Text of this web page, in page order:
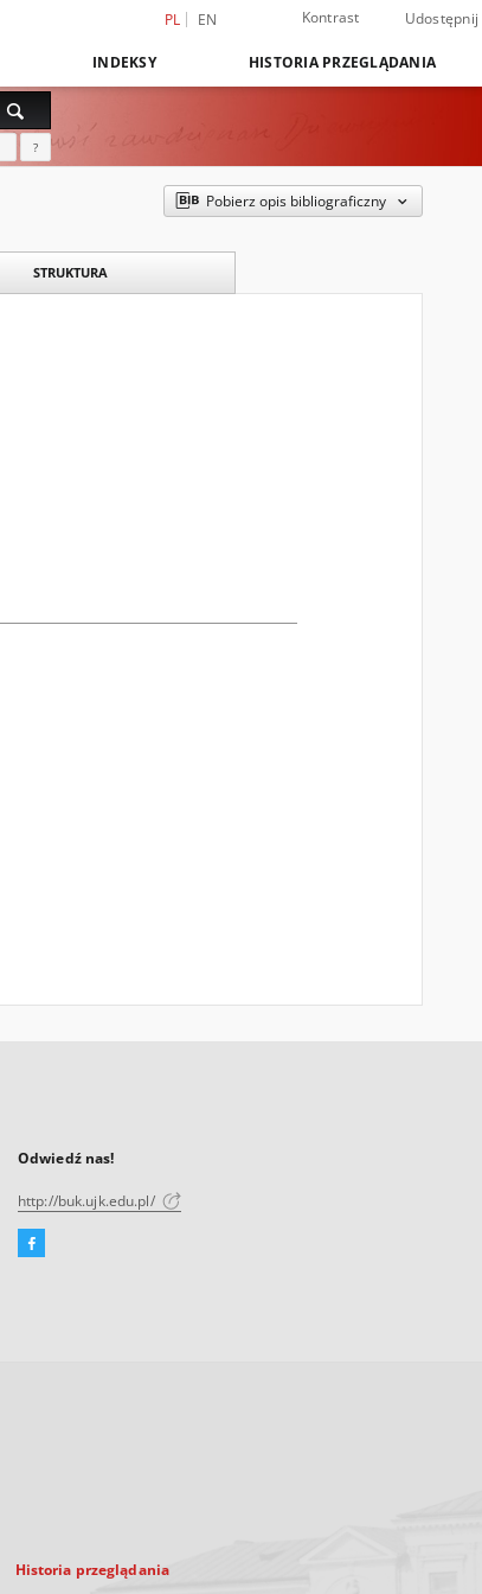
PL EN Kontrast Udostępnij
INDEKSY HISTORIA PRZEGLĄDANIA
?
Pobierz opis bibliograficzny
STRUKTURA
Odwiedź nas!
http://buk.ujk.edu.pl/
Facebook
Historia przeglądania